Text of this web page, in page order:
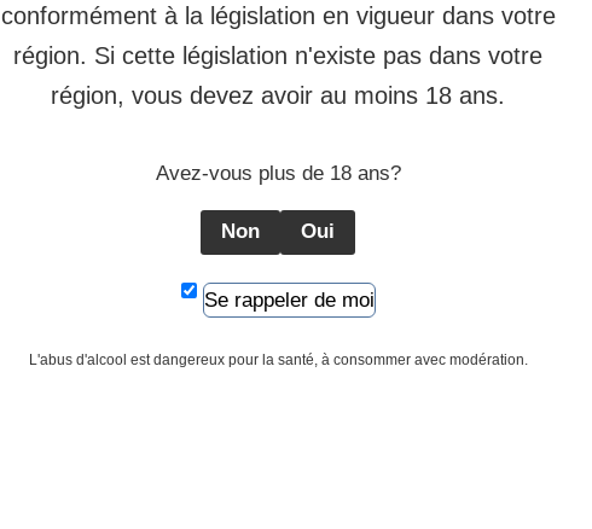
conformément à la législation en vigueur dans votre
région. Si cette législation n'existe pas dans votre
région, vous devez avoir au moins 18 ans.
Avez-vous plus de 18 ans?
Non Oui
Se rappeler de moi
L'abus d'alcool est dangereux pour la santé, à consommer avec modération.